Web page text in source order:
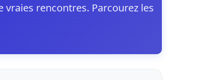
rencontres. Parcourez les